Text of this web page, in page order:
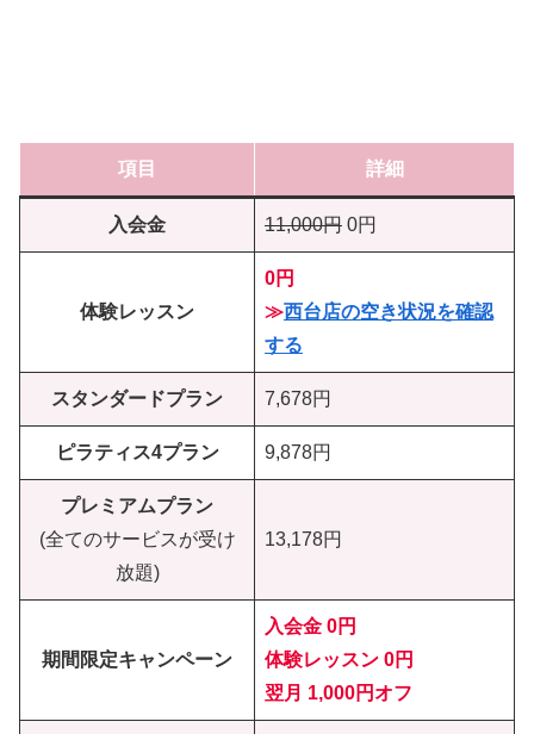
項目 詳細
入会金 11,000円 0円
体験レッスン
0円
≫西台店の空き状況を確認
する
スタンダードプラン 7,678円
ピラティス4プラン 9,878円
プレミアムプラン
(全てのサービスが受け
放題)
13,178円
期間限定キャンペーン
入会金 0円
体験レッスン 0円
翌月 1,000円オフ